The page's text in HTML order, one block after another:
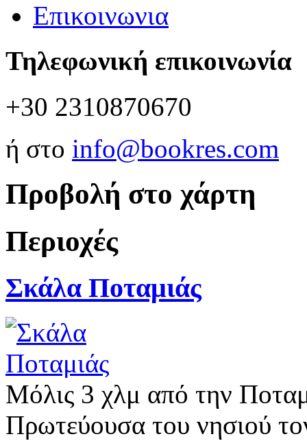
Επικοινωνια
Τηλεφωνική επικοινωνία
+30 2310870670
ή στο info@bookres.com
Προβολή στο χάρτη
Περιοχές
Σκάλα Ποταμιάς
Μόλις 3 χλμ από την
Πρωτεύουσα του νησιού